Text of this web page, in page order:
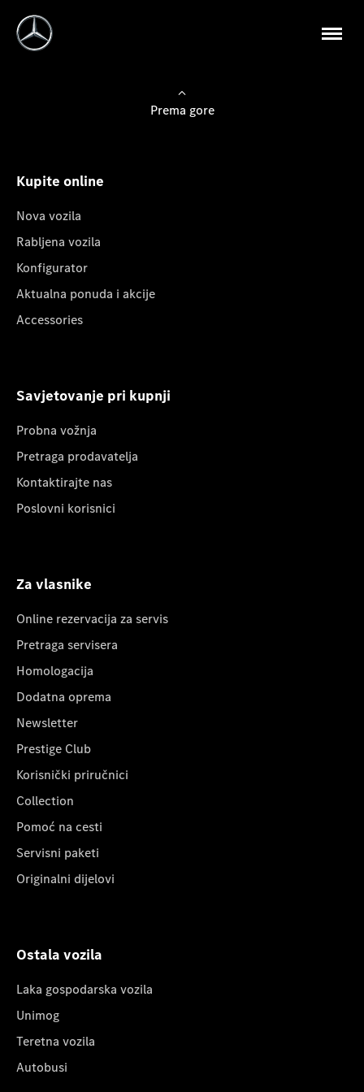
Prema gore
Kupite online
Nova vozila
Rabljena vozila
Konfigurator
Aktualna ponuda i akcije
Accessories
Savjetovanje pri kupnji
Probna vožnja
Pretraga prodavatelja
Kontaktirajte nas
Poslovni korisnici
Za vlasnike
Online rezervacija za servis
Pretraga servisera
Homologacija
Dodatna oprema
Newsletter
Prestige Club
Korisnički priručnici
Collection
Pomoć na cesti
Servisni paketi
Originalni dijelovi
Ostala vozila
Laka gospodarska vozila
Unimog
Teretna vozila
Autobusi